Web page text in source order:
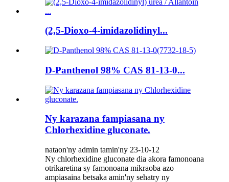
(2,5-Dioxo-4-imidazolidinyl...
D-Panthenol 98% CAS 81-13-0...
Ny karazana fampiasana ny
Chlorhexidine gluconate.
nataon'ny admin tamin'ny 23-10-12
Ny chlorhexidine gluconate dia akora famonoana
otrikaretina sy famonoana mikraoba azo
ampiasaina betsaka amin'ny sehatry ny